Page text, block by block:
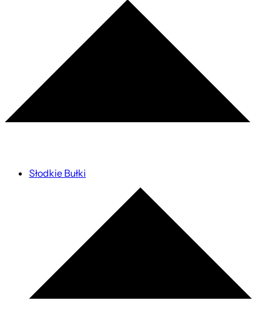
Słodkie Bułki